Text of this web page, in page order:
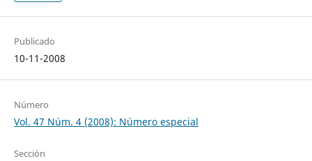
Publicado
10-11-2008
Número
Vol. 47 Núm. 4 (2008): Número especial
Sección